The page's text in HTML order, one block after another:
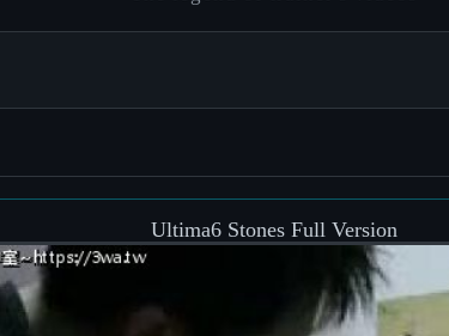
Ultima6 Stones Full Version
Player